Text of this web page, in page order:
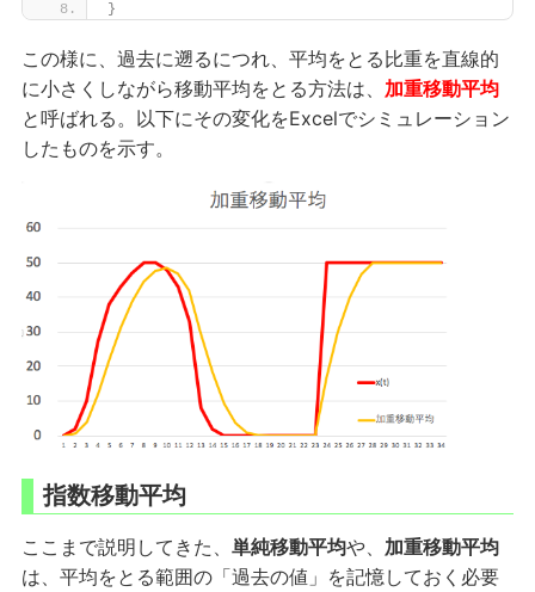
}
この様に、過去に遡るにつれ、平均をとる比重を直線的
に小さくしながら移動平均をとる方法は、 加重移動平均
と呼ばれる。以下にその変化をExcelでシミュレーション
したものを示す。
指数移動平均
ここまで説明してきた、 単純移動平均や、 加重移動平均
は、平均をとる範囲の「過去の値」を記憶しておく必要